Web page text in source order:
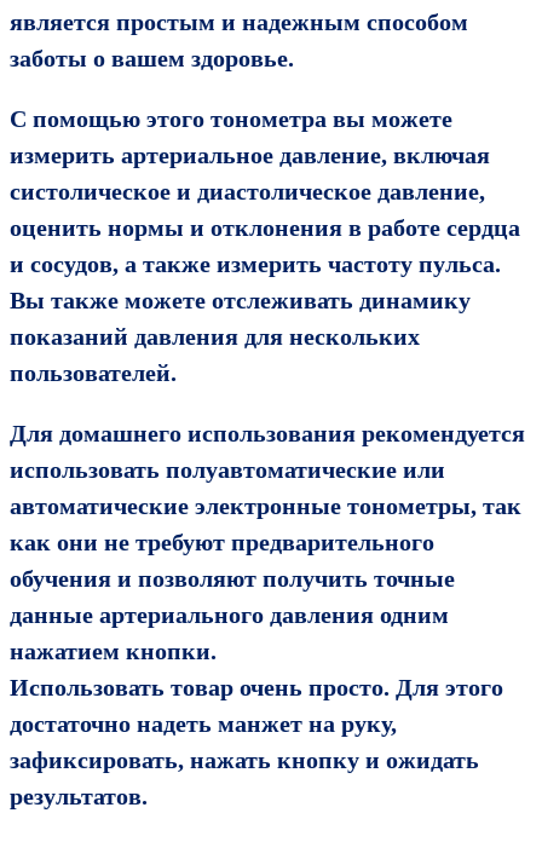
является простым и надежным способом
заботы о вашем здоровье.
С помощью этого тонометра вы можете
измерить артериальное давление, включая
систолическое и диастолическое давление,
оценить нормы и отклонения в работе сердца
и сосудов, а также измерить частоту пульса.
Вы также можете отслеживать динамику
показаний давления для нескольких
пользователей.
Для домашнего использования рекомендуется
использовать полуавтоматические или
автоматические электронные тонометры, так
как они не требуют предварительного
обучения и позволяют получить точные
данные артериального давления одним
нажатием кнопки.
Использовать товар очень просто. Для этого
достаточно надеть манжет на руку,
зафиксировать, нажать кнопку и ожидать
результатов.